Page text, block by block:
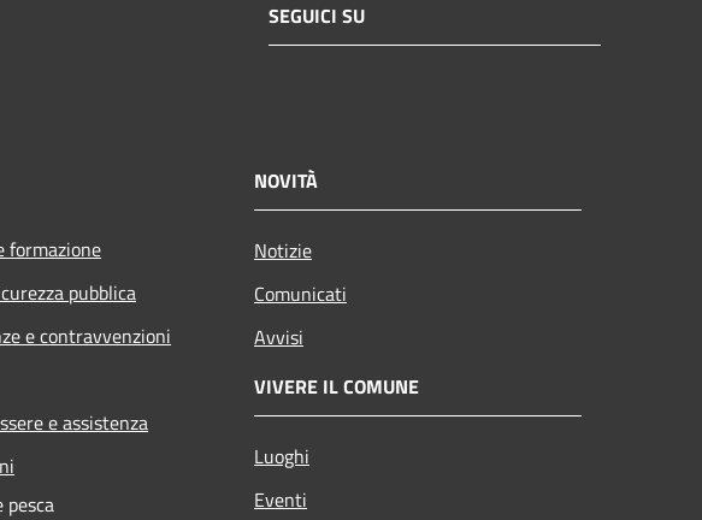
SEGUICI SU
formazione
pubblica
e contravvenzioni
e assistenza
NOVITÀ
Notizie
Comunicati
Avvisi
VIVERE IL COMUNE
Luoghi
Eventi